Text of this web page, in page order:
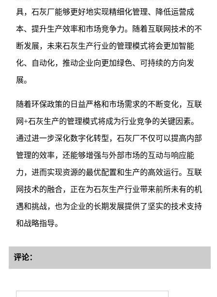
具，石灰厂能够更好地实现精细化管理、降低运营成
本、提升生产效率和市场竞争力。随着互联网技术的不
断发展，未来石灰生产行业的管理模式将会更加智能
化、自动化，推动企业向更加绿色、可持续的方向发
展。
随着环保政策的日益严格和市场需求的不断变化，互联
网+石灰生产的管理模式将成为行业竞争的关键因素。
通过进一步深化数字化转型，石灰厂不仅可以提高内部
管理的效率，还能够增强与外部市场的互动与响应能
力，进而实现资源的最优配置和生产的高效运行。互联
网技术的融合，正在为石灰生产行业带来前所未有的机
遇和挑战，也为企业的长期发展提供了坚实的技术支持
和战略指导。
评论：